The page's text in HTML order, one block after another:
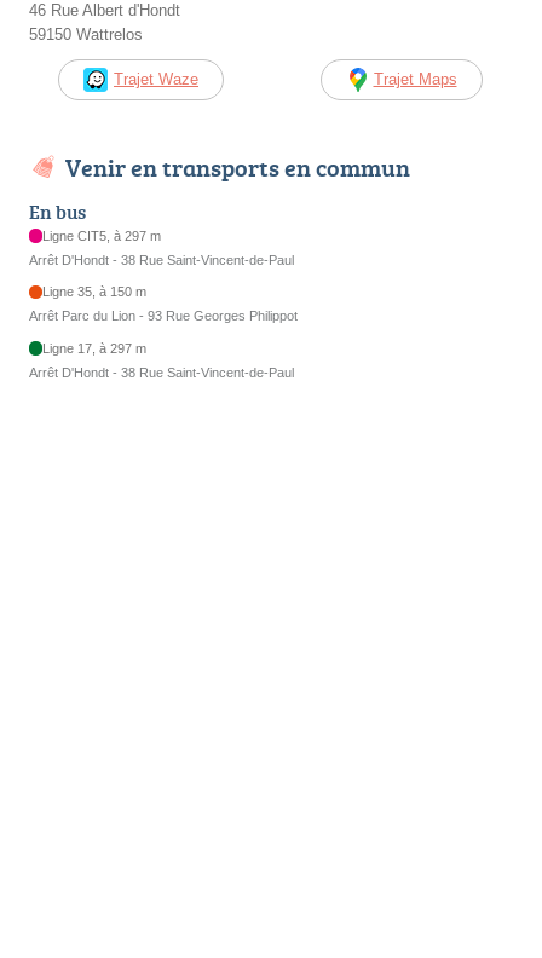
46 Rue Albert d'Hondt
59150 Wattrelos
Trajet Waze Trajet Maps
Venir en transports en commun
En bus
Ligne CIT5, à 297 m
Arrêt D'Hondt - 38 Rue Saint-Vincent-de-Paul
Ligne 35, à 150 m
Arrêt Parc du Lion - 93 Rue Georges Philippot
Ligne 17, à 297 m
Arrêt D'Hondt - 38 Rue Saint-Vincent-de-Paul